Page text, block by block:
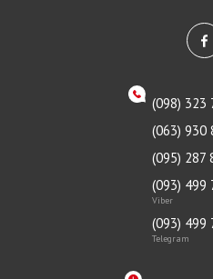
(098) 323
(063) 930
(095) 287
(093) 499
Viber
(093) 499
Telegram